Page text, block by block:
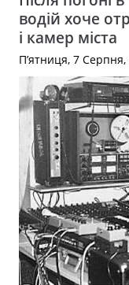
водій хоче
і камер міста
П’ятниця, 7 Серпня,